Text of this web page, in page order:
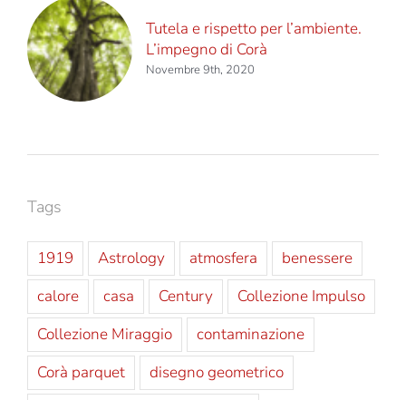
Tutela e rispetto per l’ambiente.
L’impegno di Corà
Novembre 9th, 2020
Tags
1919 Astrology atmosfera
benessere
calore
casa Century
Collezione Impulso
Collezione Miraggio
contaminazione
Corà parquet
disegno geometrico